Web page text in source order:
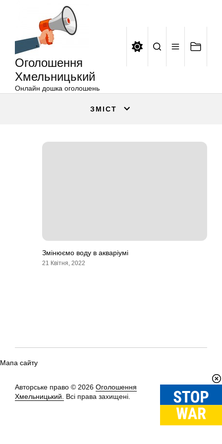
Оголошення
Хмельницький
Онлайн дошка оголошень
ЗМІСТ
Змінюємо воду в акваріумі
21 Квітня, 2022
Мапа сайту
Авторське право © 2026 Оголошення
Хмельницький.
Всі права захищені.
Вгору↑